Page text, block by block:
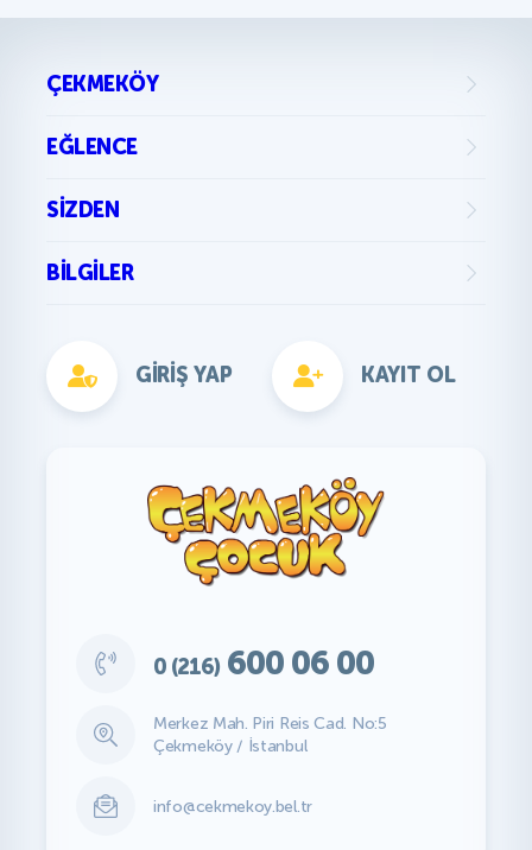
ÇEKMEKÖY
EĞLENCE
SIZDEN
BILGILER
GIRIŞ YAP KAYIT OL
0 (216) 600 06 00
Merkez Mah. Piri Reis Cad. No:5
Çekmeköy / İstanbul
info@cekmekoy.bel.tr